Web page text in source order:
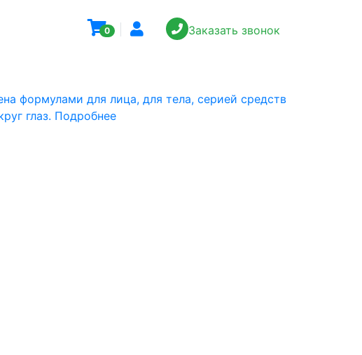
0 Заказать звонок
формулами для лица, для тела, серией средств
глаз. Подробнее